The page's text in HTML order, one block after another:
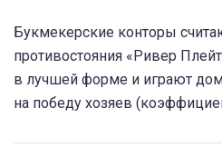
Букмекерские конторы
противостояния «Ривер
в лучшей форме и играют
на победу хозяев